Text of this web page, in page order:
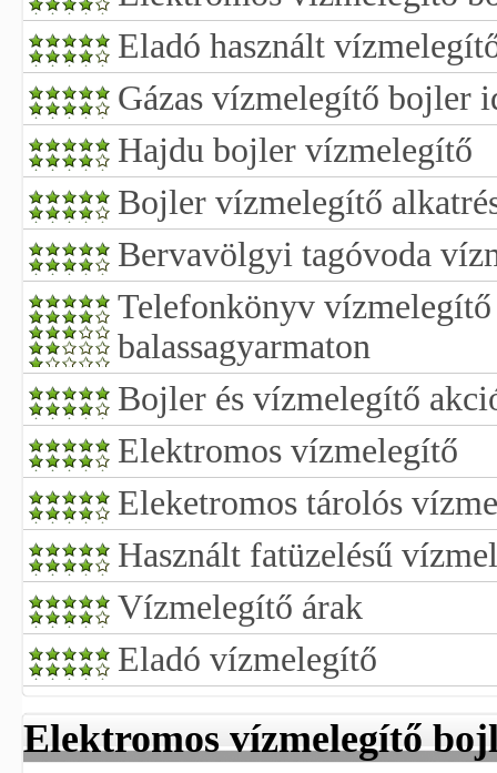
Eladó használt
Gázas vízmelegítő bojler
Hajdu bojler vízmelegítő
Bojler vízmelegítő
Bervavölgyi tagóvoda
Telefonkönyv
balassagyarmaton
Bojler és vízmelegítő
Elektromos vízmelegítő
Eleketromos tárolós
Használt fatüzelésű
Vízmelegítő árak
Eladó vízmelegítő
Elektromos vízmelegítő